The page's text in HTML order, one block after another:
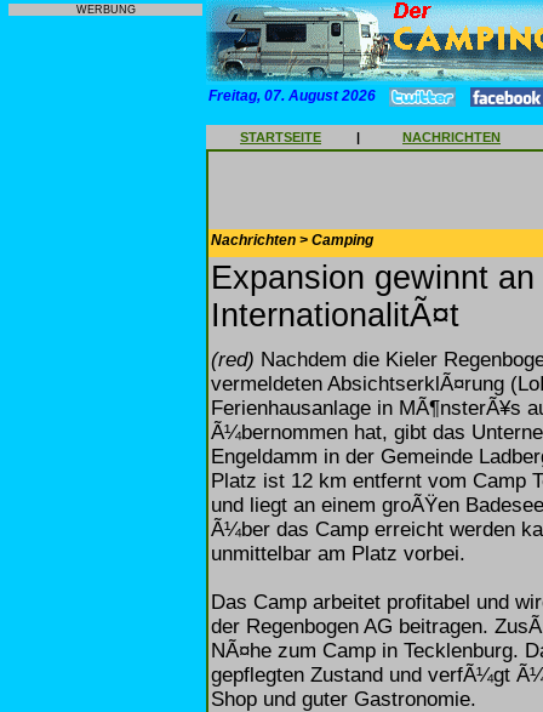
WERBUNG
Freitag, 07. August 2026
STARTSEITE | NACHRICHTEN
Nachrichten > Camping
Expansion gewinnt
InternationalitÃ¤t
(red) Nachdem die Kieler
vermeldeten AbsichtserklÃ¤rung
Ferienhausanlage in MÃ¶nsterÃ¥s
Ã¼bernommen hat, gibt das
Engeldamm in der Gemeinde
Platz ist 12 km entfernt vom Camp
und liegt an einem groÃŸen
Ã¼ber das Camp erreicht werden
unmittelbar am Platz vorbei.
Das Camp arbeitet profitabel und
der Regenbogen AG beitragen.
NÃ¤he zum Camp in Tecklenburg.
gepflegten Zustand und verfÃ¼gt
Shop und guter Gastronomie.